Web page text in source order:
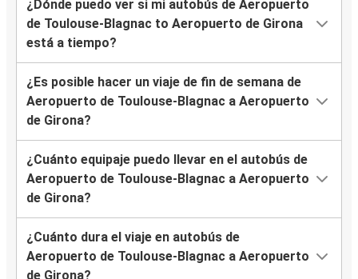
¿Dónde puedo ver si mi autobús de Aeropuerto
de Toulouse-Blagnac to Aeropuerto de Girona
está a tiempo?
¿Es posible hacer un viaje de fin de semana de
Aeropuerto de Toulouse-Blagnac a Aeropuerto
de Girona?
¿Cuánto equipaje puedo llevar en el autobús de
Aeropuerto de Toulouse-Blagnac a Aeropuerto
de Girona?
¿Cuánto dura el viaje en autobús de
Aeropuerto de Toulouse-Blagnac a Aeropuerto
de Girona?